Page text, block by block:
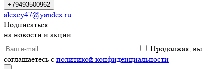
+79493500962
alexey47@yandex.ru
Подписаться
на новости и акции
Продолжая, вы
соглашаетесь с политикой конфиденциальности